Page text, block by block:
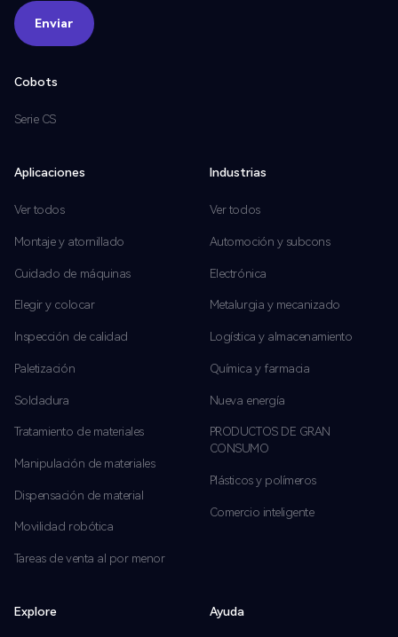
Enviar
Enviar
Cobots
Serie CS
Aplicaciones
Ver todos
Montaje y atornillado
Cuidado de máquinas
Elegir y colocar
Inspección de calidad
Paletización
Soldadura
Tratamiento de materiales
Manipulación de materiales
Dispensación de material
Movilidad robótica
Tareas de venta al por menor
Industrias
Ver todos
Automoción y subcons
Electrónica
Metalurgia y mecanizado
Logística y almacenamiento
Química y farmacia
Nueva energía
PRODUCTOS DE GRAN
CONSUMO
Plásticos y polímeros
Comercio inteligente
Explore Ayuda